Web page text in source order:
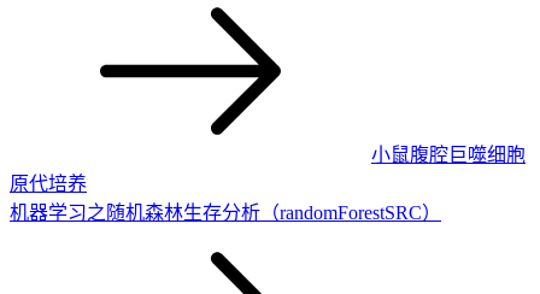
小鼠腹腔巨噬细胞
原代培养
机器学习之随机森林生存分析（randomForestSRC）